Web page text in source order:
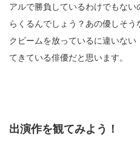
アルで勝負しているわけでもな
らくるんでしょう？あの優しそ
クビームを放っているに違いな
てきている俳優だと思います。
出演作を観てみよう！